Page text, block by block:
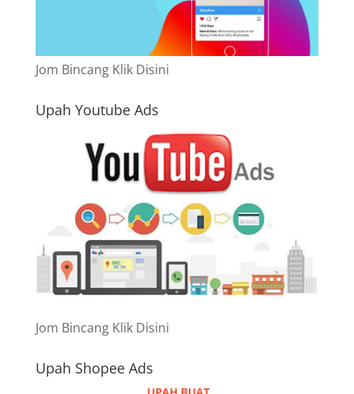
Jom Bincang Klik Disini
Upah Youtube Ads
Jom Bincang Klik Disini
Upah Shopee Ads